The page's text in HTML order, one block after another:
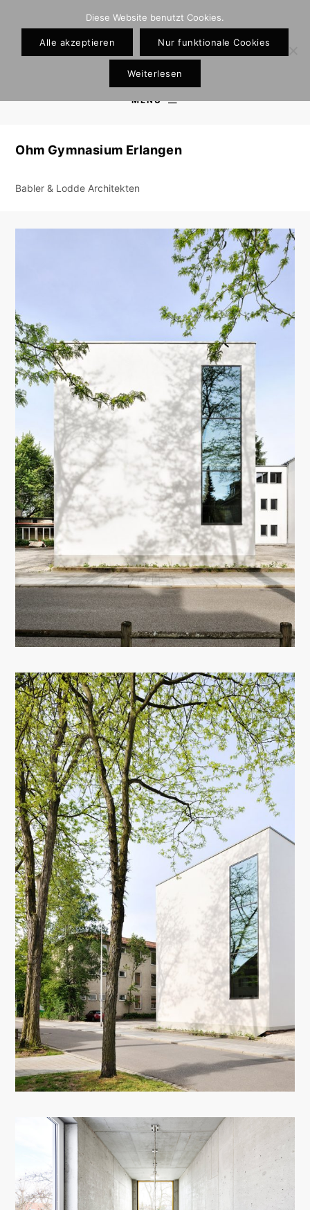
MENU
Ohm Gymnasium Erlangen
Babler & Lodde Architekten
Diese Website benutzt Cookies.
Alle akzeptieren Nur funktionale Cookies
Weiterlesen